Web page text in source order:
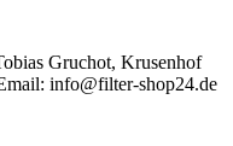
Gruchot, Krusenhof
info@filter-shop24.de